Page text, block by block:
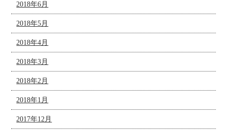
2018年6月
2018年5月
2018年4月
2018年3月
2018年2月
2018年1月
2017年12月